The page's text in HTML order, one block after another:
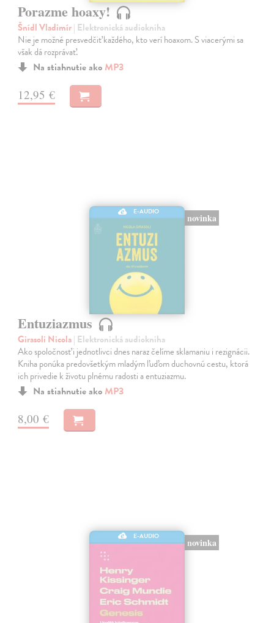
Porazme hoaxy!
Šnídl Vladimír| Elektronická audiokniha
Nie je možné presvedčiť každého, kto verí hoaxom. S viacerými sa
však dá rozprávať.
Na stiahnutie ako MP3
12,95 €
E-AUDIO
novinka
Entuziazmus
Girasoli Nicola| Elektronická audiokniha
Ako spoločnosť i jednotlivci dnes naraz čelíme sklamaniu i rezignácii.
Kniha ponúka predovšetkým mladým ľuďom duchovnú cestu, ktorá
ich privedie k životu plnému radosti a entuziazmu.
Na stiahnutie ako MP3
8,00 €
E-AUDIO
novinka